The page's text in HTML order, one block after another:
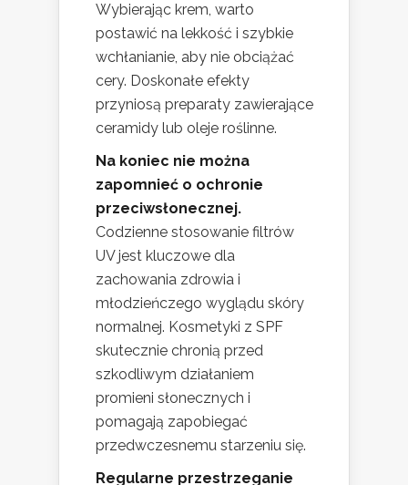
Wybierając krem, warto
postawić na lekkość i szybkie
wchłanianie, aby nie obciążać
cery. Doskonałe efekty
przyniosą preparaty zawierające
ceramidy lub oleje roślinne.
Na koniec nie można
zapomnieć o ochronie
przeciwsłonecznej.
Codzienne stosowanie filtrów
UV jest kluczowe dla
zachowania zdrowia i
młodzieńczego wyglądu skóry
normalnej. Kosmetyki z SPF
skutecznie chronią przed
szkodliwym działaniem
promieni słonecznych i
pomagają zapobiegać
przedwczesnemu starzeniu się.
Regularne przestrzeganie